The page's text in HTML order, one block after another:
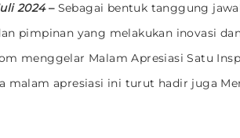
2024– Sebagai bentuk tanggung
pimpinan yang melakukan inovasi
menggelar Malam Apresiasi Satu
malam apresiasi ini turut hadir juga